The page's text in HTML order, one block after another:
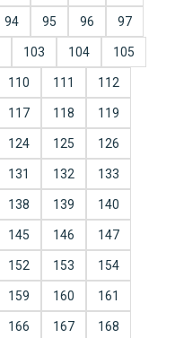
94 95 96 97
103 104 105
110 111 112
117 118 119
124 125 126
131 132 133
138 139 140
145 146 147
152 153 154
159 160 161
166 167 168